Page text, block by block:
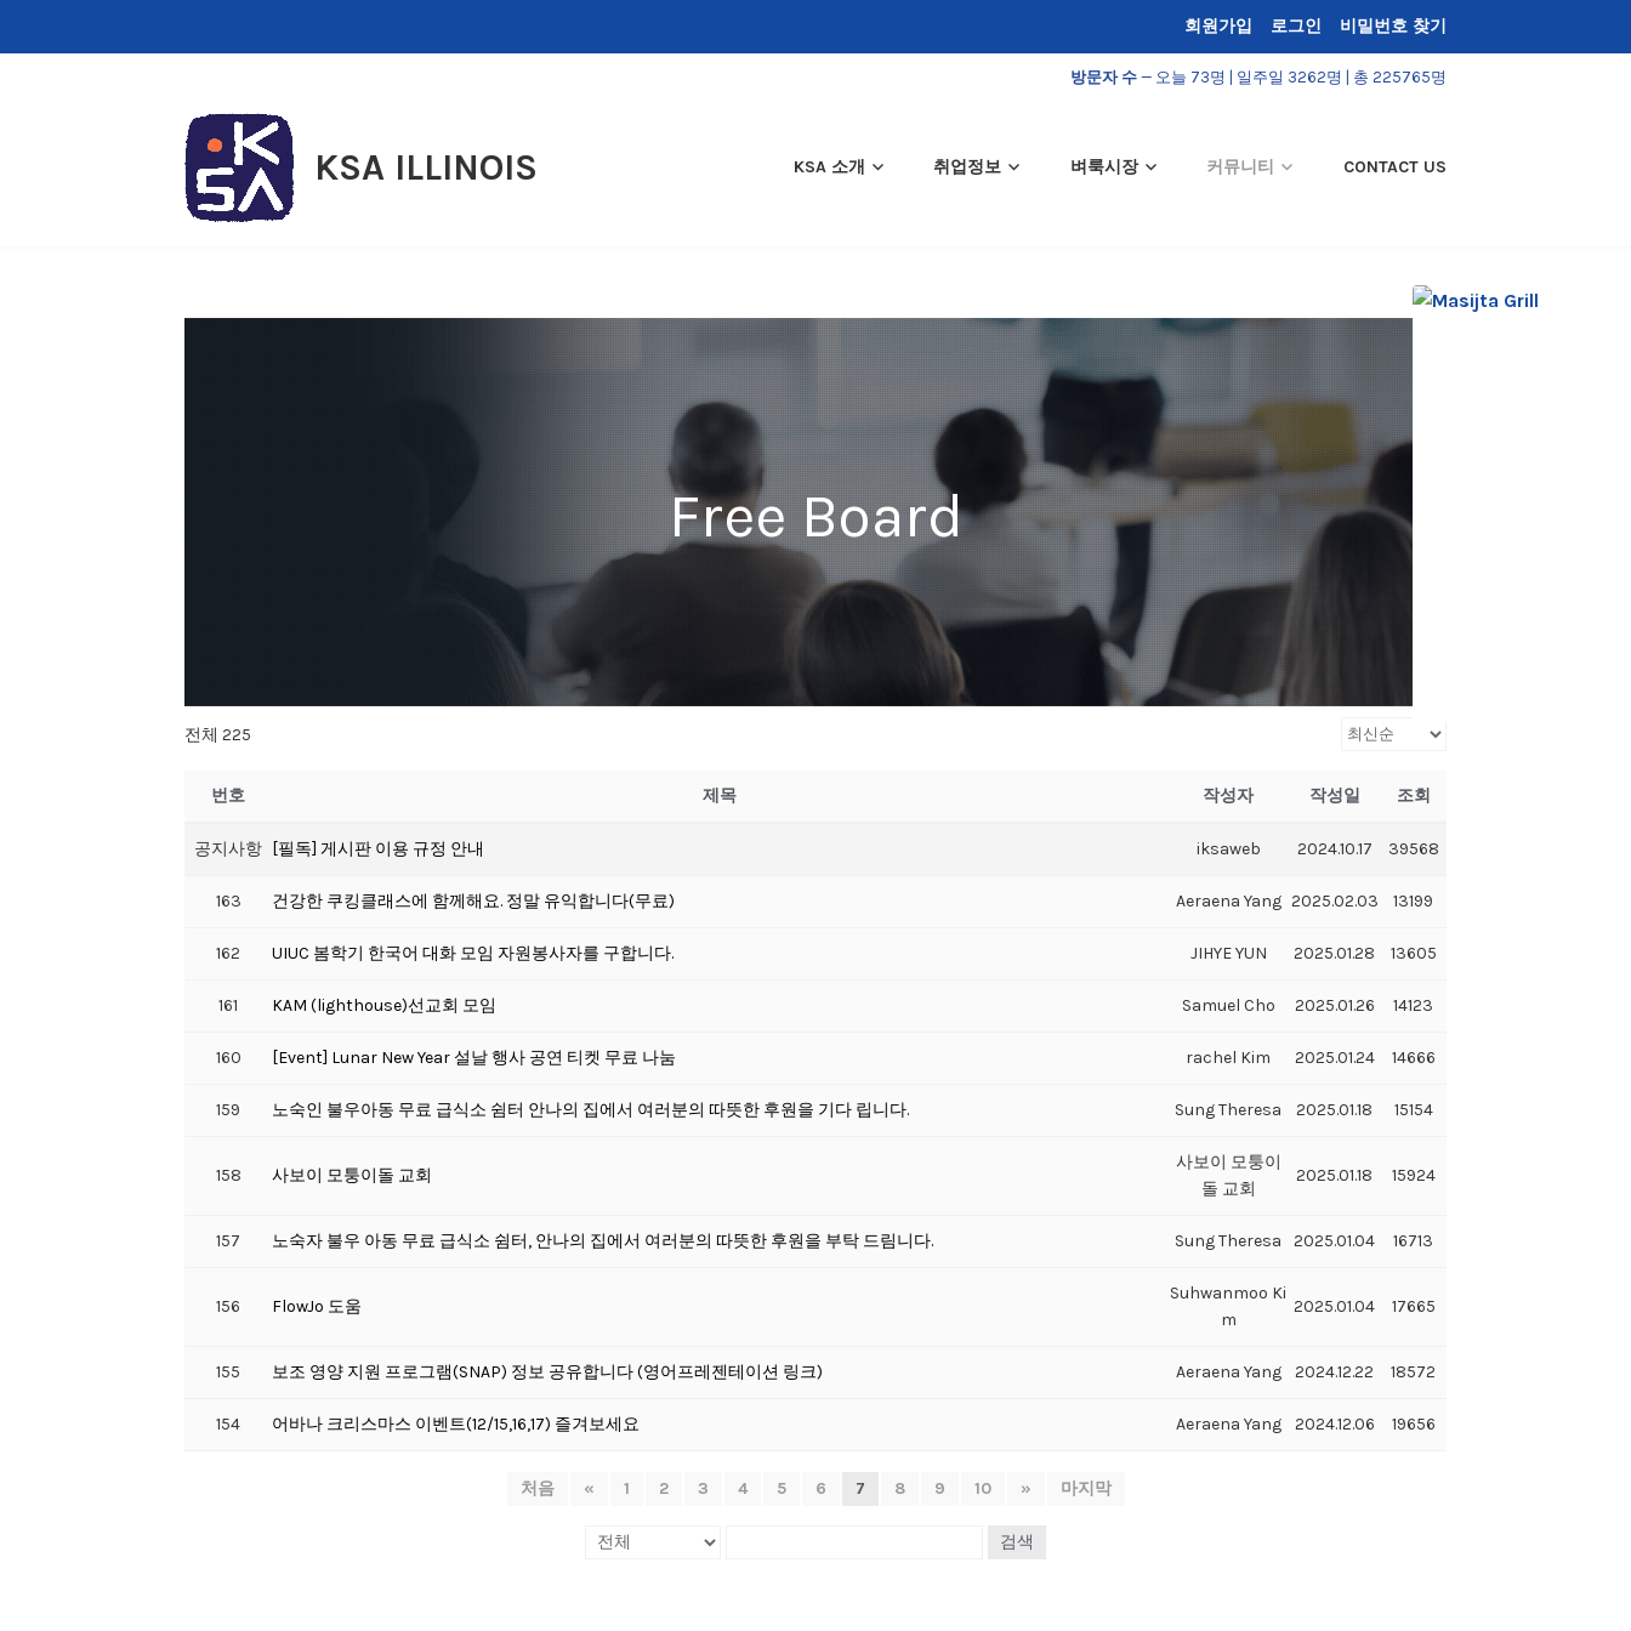
회원가입 로그인 비밀번호 찾기
방문자 수 — 오늘 73명 | 일주일 3262명 | 총 225765명
KSA ILLINOIS KSA 소개 취업정보 벼룩시장 커뮤니티 CONTACT US
Free Board
전체 225
번호 제목 작성자 작성일 조회
공지사항 [필독] 게시판 이용 규정 안내 iksaweb 2024.10.17 39568
163 건강한 쿠킹클래스에 함께해요. 정말 유익합니다(무료) Aeraena Yang 2025.02.03 13199
162 UIUC 봄학기 한국어 대화 모임 자원봉사자를 구합니다. JIHYE YUN 2025.01.28 13605
161 KAM (lighthouse)선교회 모임 Samuel Cho 2025.01.26 14123
160 [Event] Lunar New Year 설날 행사 공연 티켓 무료 나눔 rachel Kim 2025.01.24 14666
159 노숙인 불우아동 무료 급식소 쉼터 안나의 집에서 여러분의 따뜻한 후원을 기다 립니다. Sung Theresa 2025.01.18 15154
158 사보이 모퉁이돌 교회
사보이 모퉁이
돌 교회
2025.01.18 15924
157 노숙자 불우 아동 무료 급식소 쉼터, 안나의 집에서 여러분의 따뜻한 후원을 부탁 드림니다. Sung Theresa 2025.01.04 16713
156 FlowJo 도움
Suhwanmoo Ki
m
2025.01.04 17665
155 보조 영양 지원 프로그램(SNAP) 정보 공유합니다 (영어프레젠테이션 링크) Aeraena Yang 2024.12.22 18572
154 어바나 크리스마스 이벤트(12/15,16,17) 즐겨보세요 Aeraena Yang 2024.12.06 19656
처음 « 1 2 3 4 5 6 7 8 9 10 » 마지막
검색